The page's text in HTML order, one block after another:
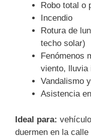
Robo total o
Incendio
Rotura de
techo solar)
Fenómenos
viento, lluvia
Vandalismo
Asistencia
Ideal para:
duermen en la